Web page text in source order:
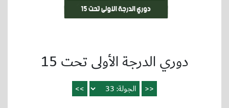
دوري الدرجة الأولى تحت 15